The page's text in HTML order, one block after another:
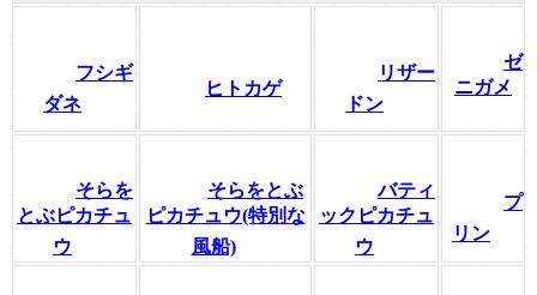
フシギ
ダネ
ヒトカゲ
リザー
ドン
ゼ
ニガメ
そらを
とぶピカチュ
ウ
そらをとぶ
ピカチュウ(特別な
風船)
バティ
ックピカチュ
ウ
プ
リン